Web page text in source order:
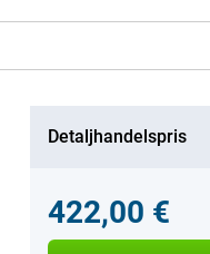
Detaljhandelspris
422,00 €